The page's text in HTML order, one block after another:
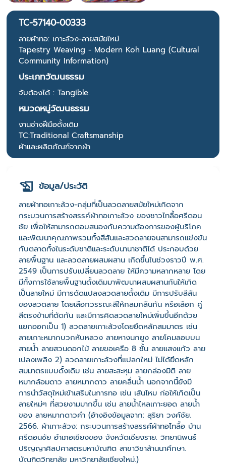
TC-57140-00333
ลายผ้าทอ: เกาะล้วง-ลายสมัยใหม่
Tapestry Weaving - Modern Koh Luang (Cultural
Community Information)
ประเภทวัฒนธรรม
จับต้องได้ : Tangible.
หมวดหมู่วัฒนธรรม
งานช่างฝีมือดั้งเดิม
TC:Traditional Craftsmanship
ผ้าและผลิตภัณฑ์จากผ้า
ข้อมูล/ประวัติ
ลายผ้าทอเกาะล้วง-กลุ่มที่เป็นลวดลายสมัยใหม่เกิดจาก
กระบวนการสร้างสรรค์ผ้าทอเกาะล้วง ของชาวไทลื้อศรีดอน
ชัย เพื่อให้สามารถตอบสนองกับความต้องการของผู้บริโภค
และพัฒนาคุณภาพรวมทั้งสีสันและสวดลายจนสามารถแข่งขัน
กับตลาดทั้งในระดับชาติและระดับนานาชาติได้ ประกอบด้วย
ลายพื้นฐาน และลวดลายผสมผสาน เกิดขึ้นในช่วงราวปี พ.ศ.
2549 เป็นการปรับเปลี่ยนลวดลาย ให้มีความหลากหลาย โดย
มีทั้งการใช้ลายพื้นฐานดั้งเดิมมาพัฒนาผสมผสานกันให้เกิด
เป็นลายใหม่ มีการดัดแปลงลวดลายดั้งเดิม มีการปรับสีสัน
ของลวดลาย โดยเลือกวรรณะสีให้กลมกลืนกัน หรือเลือก คู่
สีตรงข้ามที่ตัดกัน และมีการคิดลวดลายใหม่เพิ่มขึ้นอีกด้วย
แยกออกเป็น 1) ลวดลายเกาะล้วงโดยยึดหลักสมมาตร เช่น
ลายเกาะหมากบวกหับหลวง ลายหางนกยูง ลายโคมลอบบน
สายน้ำ ลายสวนดอกไม้ ลายขอเครือ 8 ชั้น ลายแสงแก้ว ลาย
เปลงเพลิง 2) ลวดลายเกาะล้วงที่แปลกใหม่ ไม่ได้ยึดหลัก
สมมาตรแบบดั้งเดิม เช่น ลายสะสะหุม ลายกล่องมิติ ลาย
หมากล้อมดาว ลายหมากดาว ลายคลื่นน้ำ นอกจากนี้ยังมี
การนำวัสดุใหม่เข้าเสริมในการทอ เช่น เส้นไหม ก่อให้เกิดเป็น
ลายใหม่ๆ ที่สวยงามมากขึ้น เช่น ลายน้ำไหลเกาะยอด ลายน้ำ
ของ ลายหมากดาวคำ (อ้างอิงข้อมูลจาก: สุริยา วงค์ชัย.
2566. ผ้าเกาะล้วง: กระบวนการสร้างสรรค์ผ้าทอไทลื้อ บ้าน
ศรีดอนชัย อำเภอเชียงของ จังหวัดเชียงราย. วิทยานิพนธ์
ปริญญาศิลปศาสตรมหาบัณฑิต สาขาวิชาล้านนาศึกษา.
บัณฑิตวิทยาลัย มหาวิทยาลัยเชียงใหม่.)